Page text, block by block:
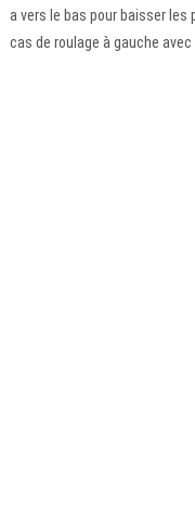
a vers le bas pour baisser les
cas de roulage à gauche avec